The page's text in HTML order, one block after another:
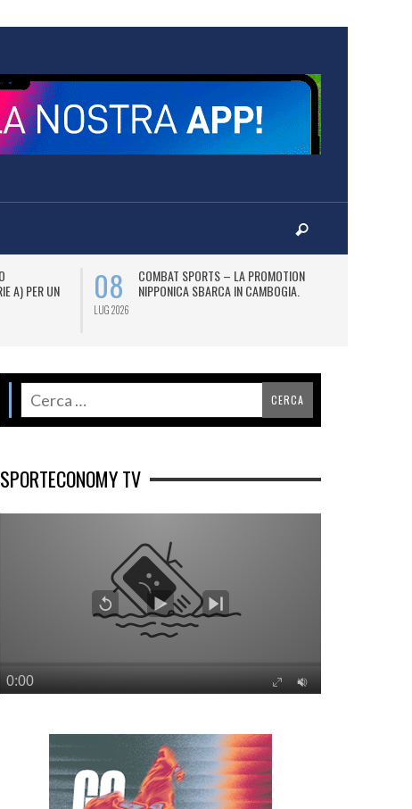
A) PER UN
08
LUG 2026
COMBAT SPORTS – LA PROMOTION
NIPPONICA SBARCA IN CAMBOGIA.
SPORTECONOMY TV